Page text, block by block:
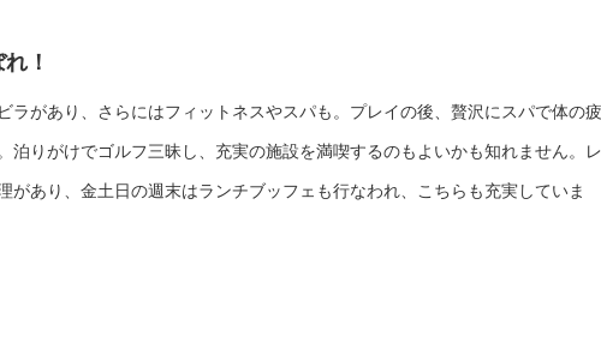
！
ラがあり、さらにはフィットネスやスパも。プレイの後、贅沢にスパで体の疲
泊りがけでゴルフ三昧し、充実の施設を満喫するのもよいかも知れません。レ
があり、金土日の週末はランチブッフェも行なわれ、こちらも充実していま